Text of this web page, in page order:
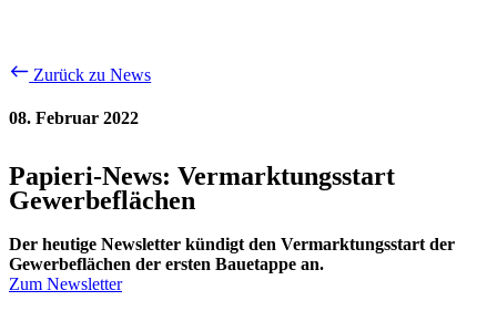
Zurück zu News
08. Februar 2022
Papieri-News: Vermarktungsstart
Gewerbeflächen
Der heutige Newsletter kündigt den Vermarktungsstart der
Gewerbeflächen der ersten Bauetappe an.
Zum Newsletter